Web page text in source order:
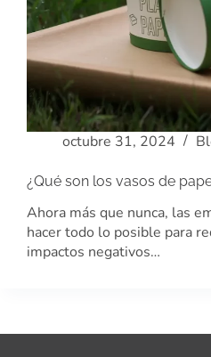
octubre 31, 2024
¿Qué son los vasos de
Ahora más que nunca, las
hacer todo lo posible para
impactos negativos…